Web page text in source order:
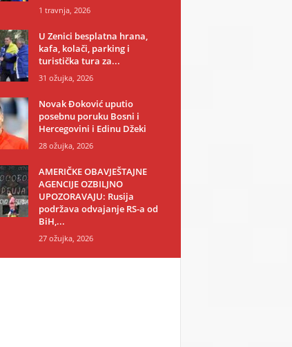
1 travnja, 2026
U Zenici besplatna hrana,
kafa, kolači, parking i
turistička tura za...
31 ožujka, 2026
Novak Đoković uputio
posebnu poruku Bosni i
Hercegovini i Edinu Džeki
28 ožujka, 2026
AMERIČKE OBAVJEŠTAJNE
AGENCIJE OZBILJNO
UPOZORAVAJU: Rusija
podržava odvajanje RS-a od
BiH,...
27 ožujka, 2026